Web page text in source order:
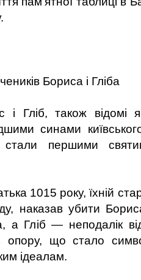
Бориса і Гліба
і Гліб, також
синами
першими
1015 року, їхній
наказав убити
а Гліб — неподалік
опору, що стало
ідеалам.